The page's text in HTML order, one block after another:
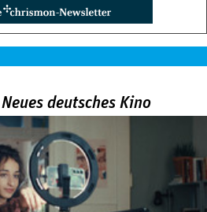
deutsches Kino